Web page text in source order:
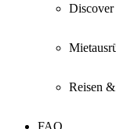
Reisen
FAQ